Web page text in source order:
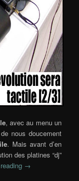
, avec au menu un
nous doucement
. Mais avant d’en
des platines “dj”
→